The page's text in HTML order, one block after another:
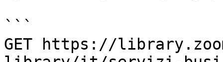
```
GET https://